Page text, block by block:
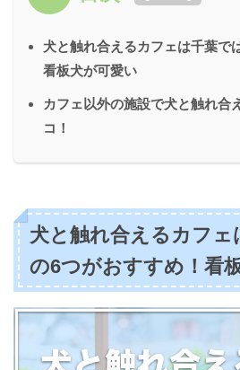
犬と触れ合えるカフェは千葉で
看板犬が可愛い
カフェ以外の施設で犬と触れ合
コ！
犬と触れ合えるカフェ
の6つがおすすめ！看